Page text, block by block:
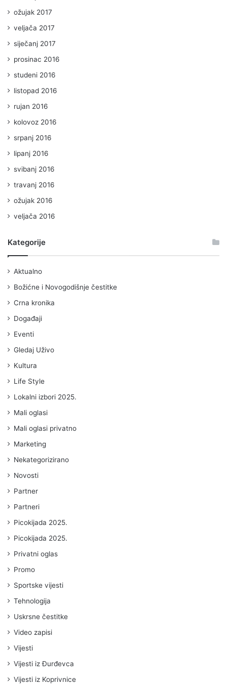
ožujak 2017
veljača 2017
siječanj 2017
prosinac 2016
studeni 2016
listopad 2016
rujan 2016
kolovoz 2016
srpanj 2016
lipanj 2016
svibanj 2016
travanj 2016
ožujak 2016
veljača 2016
Kategorije
Aktualno
Božićne i Novogodišnje čestitke
Crna kronika
Događaji
Eventi
Gledaj Uživo
Kultura
Life Style
Lokalni izbori 2025.
Mali oglasi
Mali oglasi privatno
Marketing
Nekategorizirano
Novosti
Partner
Partneri
Picokijada 2025.
Picokijada 2025.
Privatni oglas
Promo
Sportske vijesti
Tehnologija
Uskrsne čestitke
Video zapisi
Vijesti
Vijesti iz Đurđevca
Vijesti iz Koprivnice